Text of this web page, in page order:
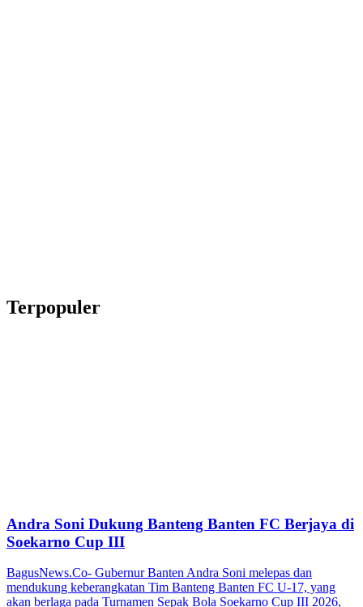
Terpopuler
Andra Soni Dukung Banteng Banten FC Berjaya di
Soekarno Cup III
BagusNews.Co- Gubernur Banten Andra Soni melepas dan
mendukung keberangkatan Tim Banteng Banten FC U-17, yang
akan berlaga pada Turnamen Sepak Bola Soekarno Cup III 2026,